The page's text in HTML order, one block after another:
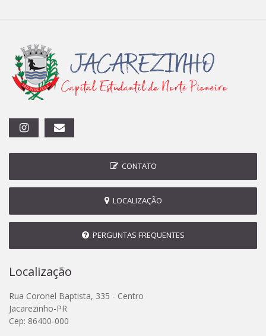
CONTATO
LOCALIZAÇÃO
PERGUNTAS FREQUENTES
Localização
Rua Coronel Baptista, 335 - Centro
Jacarezinho-PR
Cep: 86400-000